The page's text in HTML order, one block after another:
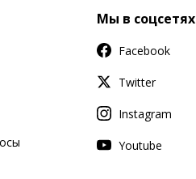
Мы в соцсетях
Facebook
Twitter
Instagram
Youtube